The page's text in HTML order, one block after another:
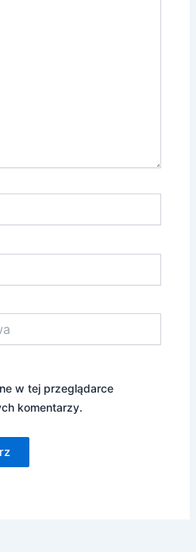
w tej przeglądarce
komentarzy.